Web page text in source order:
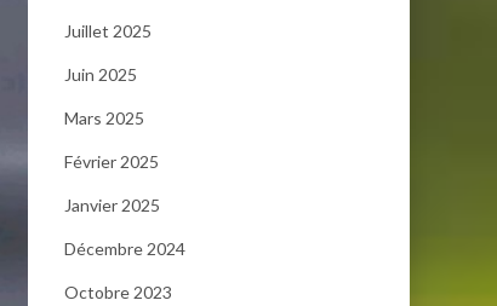
Juillet 2025
Juin 2025
Mars 2025
Février 2025
Janvier 2025
Décembre 2024
Octobre 2023